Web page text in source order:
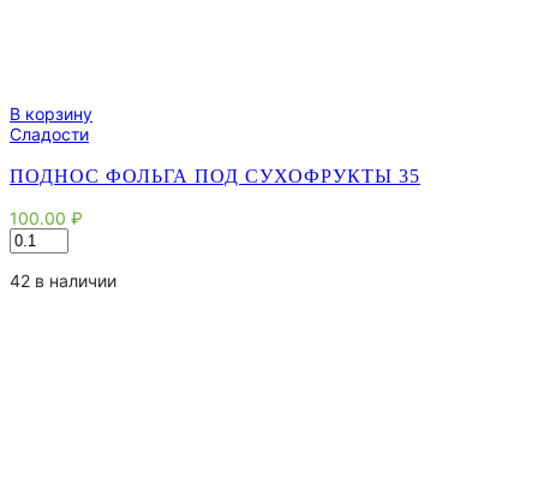
В корзину
Сладости
ПОДНОС ФОЛЬГА ПОД СУХОФРУКТЫ 35
100.00 ₽
Количество
товара
Поднос
42 в наличии